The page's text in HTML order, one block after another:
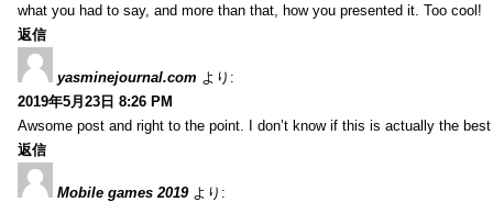
what you had to say, and more than that, how you presented it. Too cool!
返信
yasminejournal.com より:
2019年5月23日 8:26 PM
Awsome post and right to the point. I don’t know if this is actually the
返信
Mobile games 2019 より: